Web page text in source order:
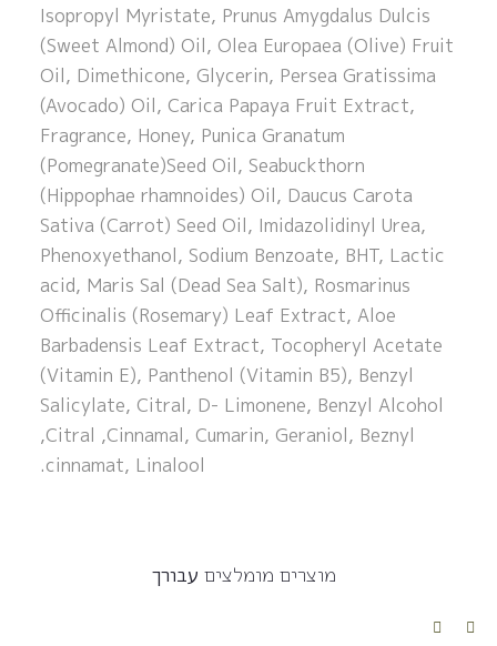
Isopropyl Myristate, Prunus Amygdalus Dulcis
(Sweet Almond) Oil, Olea Europaea (Olive) Fruit
Oil, Dimethicone, Glycerin, Persea Gratissima
(Avocado) Oil, Carica Papaya Fruit Extract,
Fragrance, Honey, Punica Granatum
(Pomegranate)Seed Oil, Seabuckthorn
(Hippophae rhamnoides) Oil, Daucus Carota
Sativa (Carrot) Seed Oil, Imidazolidinyl Urea,
Phenoxyethanol, Sodium Benzoate, BHT, Lactic
acid, Maris Sal (Dead Sea Salt), Rosmarinus
Officinalis (Rosemary) Leaf Extract, Aloe
Barbadensis Leaf Extract, Tocopheryl Acetate
(Vitamin E), Panthenol (Vitamin B5), Benzyl
Salicylate, Citral, D- Limonene, Benzyl Alcohol
,Citral ,Cinnamal, Cumarin, Geraniol, Beznyl
cinnamat, Linalool.
מוצרים מומלצים עבורך